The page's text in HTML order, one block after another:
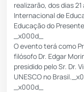
realizarão, dos dias
Internacional de
Educação do
_x000d_
O evento terá como
filósofo Dr. Edgar
presidido pelo Sr. Dr.
UNESCO no
_x000d_